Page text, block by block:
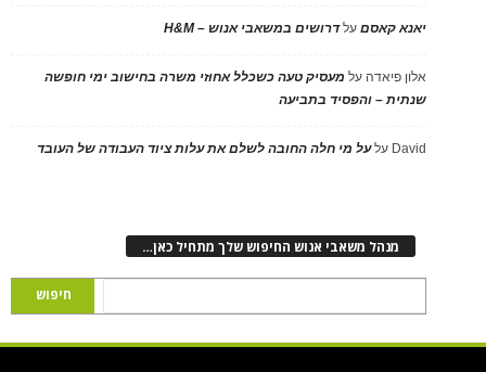
יאנא קאסםעלדרושים במשאבי אנוש – H&M
אלון פיאדה על מעסיק טעה כשכלל אחוזי משרה בחישוב ימי חופשה
שנתית – והפסיד בתביעה
David עלעל מי חלה החובה לשלם את עלות ציוד העבודה של העובד
מנהל משאבי אנוש החיפוש שלך מתחיל כאן…